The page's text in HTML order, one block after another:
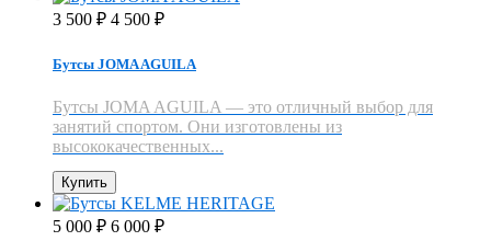
3 500 ₽ 4 500 ₽
Бутсы JOMA AGUILA
Бутсы JOMA AGUILA — это отличный выбор для
занятий спортом. Они изготовлены из
высококачественных...
Купить
5 000 ₽ 6 000 ₽